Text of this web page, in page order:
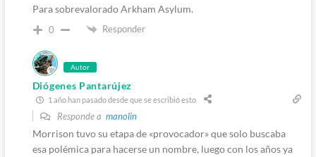
Para sobrevalorado Arkham Asylum.
0 Responder
Autor
Diógenes Pantarújez
1 año han pasado desde que se escribió esto
Responde a manolin
Morrison tuvo su etapa de «provocador» que solo buscaba
esa polémica para hacerse un nombre, luego con los años ya